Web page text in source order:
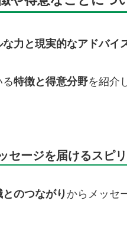
な力と現実的なアドバイ
特徴と得意分野を紹介
セージを届けるスピ
のつながりからメッセ